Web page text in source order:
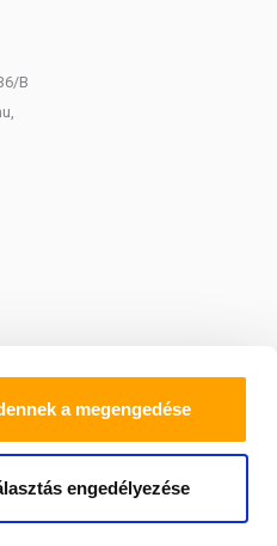
a megengedése
engedélyezése
B